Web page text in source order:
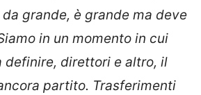
grande, è grande ma deve
in un momento in cui
definire, direttori e altro, il
partito. Trasferimenti